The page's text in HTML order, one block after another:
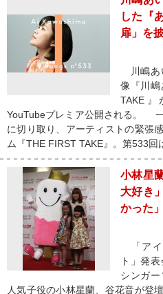
した『
扉」を
川嶋あ
像『川
TAKE
YouTubeプレミア公開される。
に切り取り、アーティストの緊張
ム『THE FIRST TAKE』。第533回
小林星
大好き
かった」
「アイ
ト」発
シンガー
人気子役の小林星蘭、谷花音が